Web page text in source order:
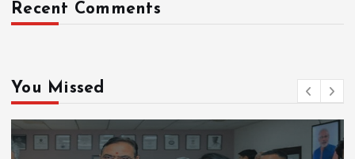
Recent Comments
You Missed